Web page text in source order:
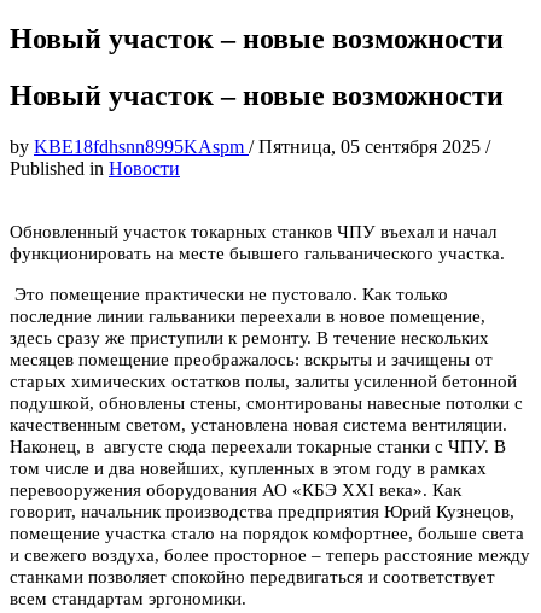
Новый участок – новые возможности
Новый участок – новые возможности
by KBE18fdhsnn8995KAspm /Пятница, 05 сентября 2025 /
Published in Новости
Обновленный участок токарных станков ЧПУ въехал и начал
функционировать на месте бывшего гальванического участка.
Это помещение практически не пустовало. Как только
последние линии гальваники переехали в новое помещение,
здесь сразу же приступили к ремонту. В течение нескольких
месяцев помещение преображалось: вскрыты и зачищены от
старых химических остатков полы, залиты усиленной бетонной
подушкой, обновлены стены, смонтированы навесные потолки с
качественным светом, установлена новая система вентиляции.
Наконец, в августе сюда переехали токарные станки с ЧПУ. В
том числе и два новейших, купленных в этом году в рамках
перевооружения оборудования АО «КБЭ XXI века». Как
говорит, начальник производства предприятия Юрий Кузнецов,
помещение участка стало на порядок комфортнее, больше света
и свежего воздуха, более просторное – теперь расстояние между
станками позволяет спокойно передвигаться и соответствует
всем стандартам эргономики.